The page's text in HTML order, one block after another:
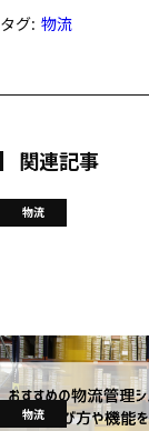
タグ: 物流
関連記事
物流
おすすめの物流管理
選び方や機能を紹介！
2023.10.06 物流
物流